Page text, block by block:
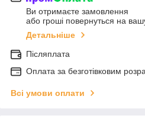
Ви отримаєте замовлення
або гроші повернуться на
Детальніше
Післяплата
Оплата за безготівковим
Всі умови оплати